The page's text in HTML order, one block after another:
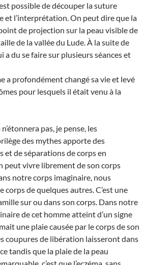
possible de découper la suture
et l’interprétation. On peut dire que la
de projection sur la peau visible de
de la vallée du Lude. À la suite de
du se faire sur plusieurs séances et
a profondément changé sa vie et levé
pour lesquels il était venu à la
pas, je pense, les
des mythes apporte des
et de séparations de corps en
peut vivre librement de son corps
notre corps imaginaire, nous
corps de quelques autres. C’est une
sur ou dans son corps. Dans notre
de cet homme atteint d’un signe
une plaie causée par le corps de son
coupures de libération laisseront dans
tandis que la plaie de la peau